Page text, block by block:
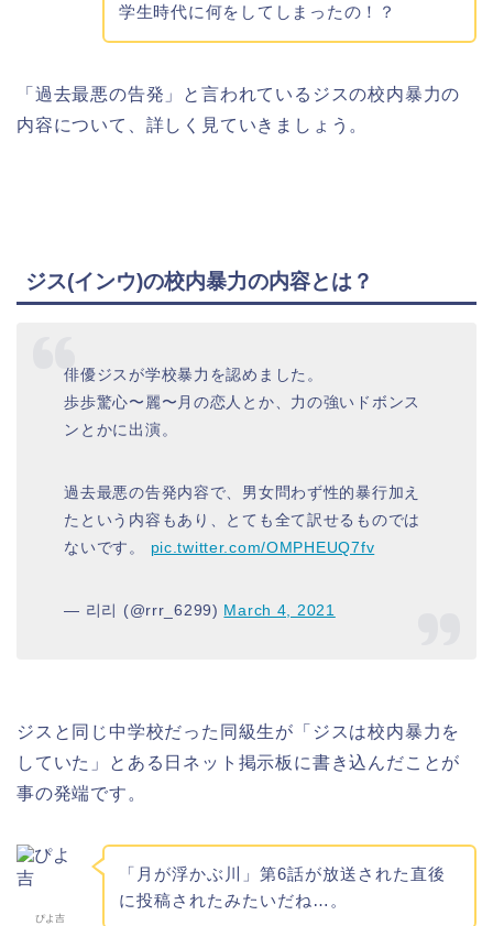
学生時代に何をしてしまったの！？
「過去最悪の告発」と言われているジスの校内暴力の
内容について、詳しく見ていきましょう。
ジス(インウ)の校内暴力の内容とは？
俳優ジスが学校暴力を認めました。
歩歩驚心〜麗〜月の恋人とか、力の強いドボンス
ンとかに出演。
過去最悪の告発内容で、男女問わず性的暴行加え
たという内容もあり、とても全て訳せるものでは
ないです。 pic.twitter.com/OMPHEUQ7fv
— 리리 (@rrr_6299) March 4, 2021
ジスと同じ中学校だった同級生が「ジスは校内暴力を
していた」とある日ネット掲示板に書き込んだことが
事の発端です。
ぴよ吉
「月が浮かぶ川」第6話が放送された直後
に投稿されたみたいだね…。